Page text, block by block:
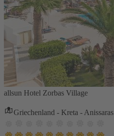
allsun Hotel Zorbas Village
Griechenland - Kreta - Anissaras